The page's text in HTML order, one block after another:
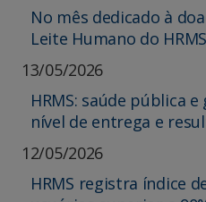
No mês dedicado à
Leite Humano do
13/05/2026
HRMS: saúde pública
nível de entrega e
12/05/2026
HRMS registra índice